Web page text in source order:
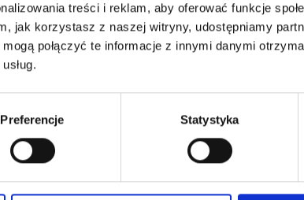
treści i reklam, aby oferować funkcje
jak korzystasz z naszej witryny, udostępniamy
połączyć te informacje z innymi danymi
Preferencje Statystyka
Zaloguj się,żeby móc dodawać komentarze.
ułatwiające